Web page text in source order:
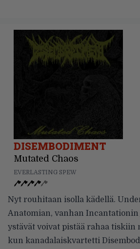
DISEMBODIMENT
Mutated Chaos
EVERLASTING SPEW
Nyt rouhitaan isolla kädellä.
Anatomian, vanhan Incantationin
ystävät voivat pistää rahaa tiskiin
kun kanadalaiskvartetti